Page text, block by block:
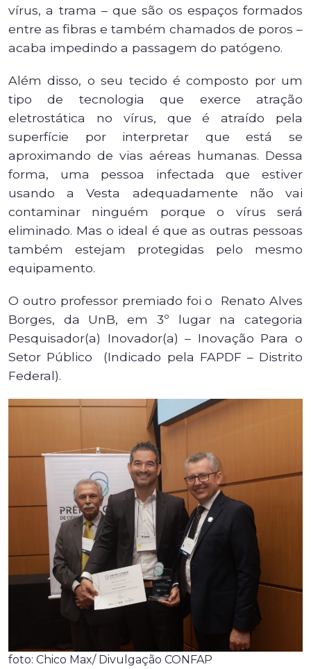
vírus, a trama – que são os espaços formados
entre as fibras e também chamados de poros –
acaba impedindo a passagem do patógeno.
Além disso, o seu tecido é composto por um
tipo de tecnologia que exerce atração
eletrostática no vírus, que é atraído pela
superfície por interpretar que está se
aproximando de vias aéreas humanas. Dessa
forma, uma pessoa infectada que estiver
usando a Vesta adequadamente não vai
contaminar ninguém porque o vírus será
eliminado. Mas o ideal é que as outras pessoas
também estejam protegidas pelo mesmo
equipamento.
O outro professor premiado foi o Renato Alves
Borges, da UnB, em 3º lugar na categoria
Pesquisador(a) Inovador(a) – Inovação Para o
Setor Público (Indicado pela FAPDF – Distrito
Federal).
foto: Chico Max/ Divulgação CONFAP